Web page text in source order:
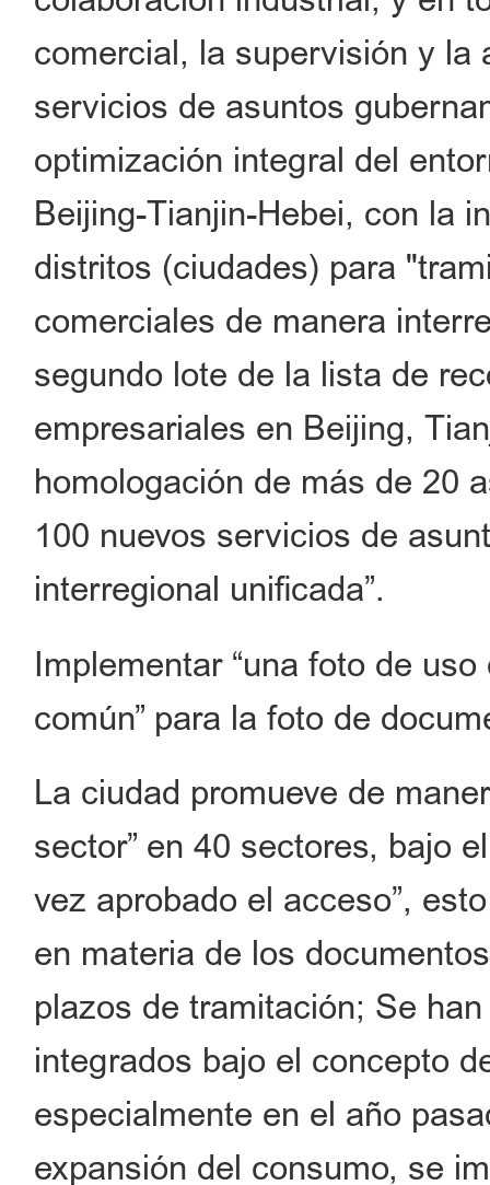
comercial, la supervisión y la
servicios de asuntos
optimización integral del
Beijing-Tianjin-Hebei, con la
distritos (ciudades) para
comerciales de manera
segundo lote de la lista de
empresariales en Beijing,
homologación de más de 20
100 nuevos servicios de
interregional unificada”.
Implementar “una foto de
común” para la foto de
La ciudad promueve de
sector” en 40 sectores, bajo
vez aprobado el acceso”,
en materia de los
plazos de tramitación; Se
integrados bajo el concepto
especialmente en el año
expansión del consumo, se